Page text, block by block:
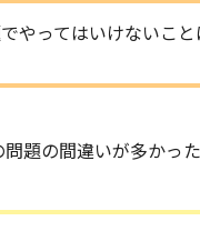
やってはいけないこと
問題の間違いが多かっ